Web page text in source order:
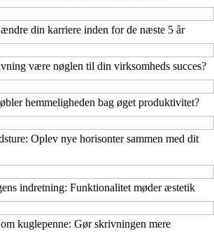
din karriere inden for de næste 5 år
være nøglen til din virksomheds succes?
hemmeligheden bag øget produktivitet?
Oplev nye horisonter sammen med dit
indretning: Funktionalitet møder æstetik
kuglepenne: Gør skrivningen mere